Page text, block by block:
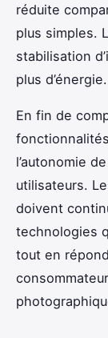
réduite
plus simples.
stabilisation
plus d’énergie.
En fin de
l’autonomie
utilisateurs.
doivent
technologies
tout en